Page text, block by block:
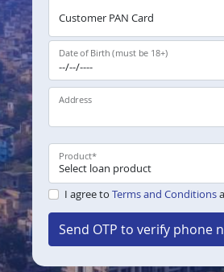
Customer PAN Card
Date of Birth (must be 18+)
Address
Product*
I agree to Terms and Conditions
Send OTP to verify phone